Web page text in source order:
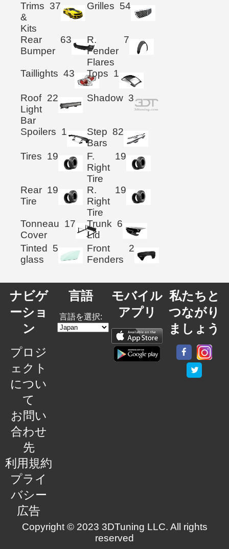
Trims
&
Kits
37 Grilles 54
Rear
Bumper
63
R.
Fender
Flares
7
Taillights 43 Tops 1
Roof
Light
Bar
22 Shadow 3
Spoilers 1
Step
Bars
82
Tires 19
F.
Right
Tire
19
Rear
Tire
19
R.
Right
Tire
19
Tonneau
Cover
17
Trunk
Lid
6
Tinted
glass
5
Front
Fenders
2
ナビゲ
ーショ
ン
プロジ
ェクト
につい
て
お問い
合わせ
先
利用規約
プライ
バシー
広告
言語
言語を選択:
モバイル
アプリ
私たちと
つながり
ましょう
Copyright © 2023 3DTuning LLC. All rights
reserved